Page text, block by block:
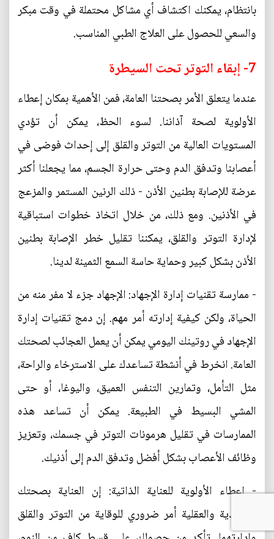
بانتظام، يمكنك اكتشاف أي مشاكل محتملة في وقت مبكر
والسعي للحصول على العلاج الطبي المناسب.
7- إبقاء التوتر تحت السيطرة
عندما يتعلق الأمر بصحتنا العامة، فمن الأهمية بمكان إعطاء
الأولوية لصحة آذاننا. لسوء الحظ، يمكن أن تؤدي
المستويات العالية من التوتر والقلق إلى إحداث فوضى في
أعصابنا وتدفق الدم وحتى حرارة الجسم، مما يجعلنا أكثر
عرضة للإصابة بطنين الأذن - ذلك الرنين المستمر والمزعج
في الأذنين. ومع ذلك، من خلال اتخاذ خطوات استباقية
لإدارة التوتر والقلق، يمكننا تقليل خطر الإصابة بطنين
الأذن بشكل كبير وحماية حاسة السمع الثمينة لدينا.
- ممارسة تقنيات إدارة الإجهاد: الإجهاد جزء لا مفر منه من
الحياة، ولكن كيفية إدارته أمر مهم. إن دمج تقنيات إدارة
الإجهاد في روتينك اليومي يمكن أن يعمل العجائب لصحتك
العامة. انخرط في أنشطة تساعدك على الاسترخاء والراحة،
مثل التأمل، وتمارين التنفس العميق، واليوغا، أو حتى
المشي البسيط في الطبيعة. يمكن أن تساعد هذه
الممارسات في تقليل هرمونات التوتر في جسمك، وتعزيز
وظائف الأعصاب بشكل أفضل وتدفق الدم إلى أذنيك.
- إعطاء الأولوية للعناية الذاتية: إن العناية بصحتك
الجسدية والعقلية أمر ضروري للوقاية من التوتر والقلق